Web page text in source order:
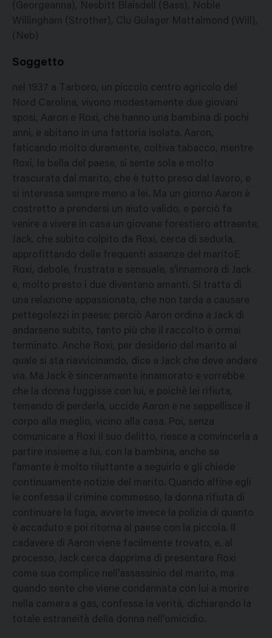
(Georgeanna), Nesbitt Blaisdell (Bass), Noble
Willingham (Strother), Clu Gulager Mattalmond (Will),
(Neb)
Soggetto
nel 1937 a Tarboro, un piccolo centro agricolo del
Nord Carolina, vivono modestamente due giovani
sposi, Aaron e Roxi, che hanno una bambina di pochi
anni, e abitano in una fattoria isolata. Aaron,
faticando molto duramente, coltiva tabacco, mentre
Roxi, la bella del paese, si sente sola e molto
trascurata dal marito, che è tutto preso dal lavoro, e
si interessa sempre meno a lei. Ma un giorno Aaron è
costretto a prendersi un aiuto valido, e perciò fa
venire a vivere in casa un giovane forestiero attraente,
Jack, che subito colpito da Roxi, cerca di sedurla,
approfittando delle frequenti assenze del maritoE
Roxi, debole, frustrata e sensuale, s'innamora di Jack
e, molto presto i due diventano amanti. Si tratta di
una relazione appassionata, che non tarda a causare
pettegolezzi in paese; perciò Aaron ordina a Jack di
andarsene subito, tanto più che il raccolto è ormai
terminato. Anche Roxi, per desiderio del marito al
quale si sta riavvicinando, dice a Jack che deve andare
via. Ma Jack è sinceramente innamorato e vorrebbe
che la donna fuggisse con lui, e poichè lei rifiuta,
temendo di perderla, uccide Aaron e ne seppellisce il
corpo alla meglio, vicino alla casa. Poi, senza
comunicare a Roxi il suo delitto, riesce a convincerla a
partire insieme a lui, con la bambina, anche se
l'amante è molto riluttante a seguirlo e gli chiede
continuamente notizie del marito. Quando alfine egli
le confessa il crimine commesso, la donna rifiuta di
continuare la fuga, avverte invece la polizia di quanto
è accaduto e poi ritorna al paese con la piccola. Il
cadavere di Aaron viene facilmente trovato, e, al
processo, Jack cerca dapprima di presentare Roxi
come sua complice nell'assassinio del marito, ma
quando sente che viene condannata con lui a morire
nella camera a gas, confessa la verità, dichiarando la
totale estraneità della donna nell'omicidio.